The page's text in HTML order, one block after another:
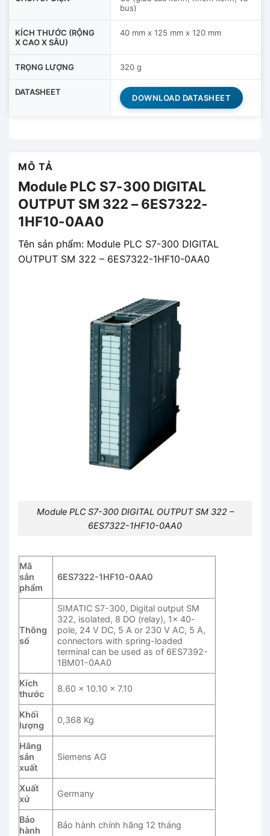
bus)
KÍCH THƯỚC (RỘNG
X CAO X SÂU)
40 mm x 125 mm x 120 mm
TRỌNG LƯỢNG 320 g
DATASHEET
DOWNLOAD DATASHEET
MÔ TẢ
Module PLC S7-300 DIGITAL
OUTPUT SM 322 – 6ES7322-
1HF10-0AA0
Tên sản phẩm: Module PLC S7-300 DIGITAL
OUTPUT SM 322 – 6ES7322-1HF10-0AA0
Module PLC S7-300 DIGITAL OUTPUT SM 322 –
6ES7322-1HF10-0AA0
Mã
sản
phẩm
6ES7322-1HF10-0AA0
Thông
số
SIMATIC S7-300, Digital output SM
322, isolated, 8 DO (relay), 1x 40-
pole, 24 V DC, 5 A or 230 V AC, 5 A,
connectors with spring-loaded
terminal can be used as of 6ES7392-
1BM01-0AA0
Kích
thước
8.60 x 10.10 x 7.10
Khối
lượng
0,368 Kg
Hãng
sản
xuất
Siemens AG
Xuất
xứ
Germany
Bảo
hành
Bảo hành chính hãng 12 tháng